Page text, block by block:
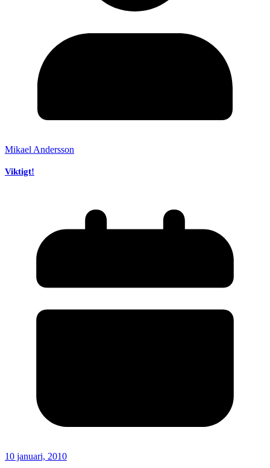
Mikael Andersson
Viktigt!
10 januari, 2010